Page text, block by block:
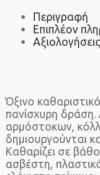
Περιγραφή
Επιπλέον
Όξινο
πανίσχυρη δράση.
αρμόστοκων,
δημιουργούνται
Καθαρίζει σε
ασβέστη,